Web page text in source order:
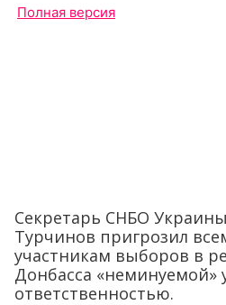
Полная версия
Секретарь СНБО
Турчинов пригрозил
участникам выборов в
Донбасса «неминуемой»
ответственностью.